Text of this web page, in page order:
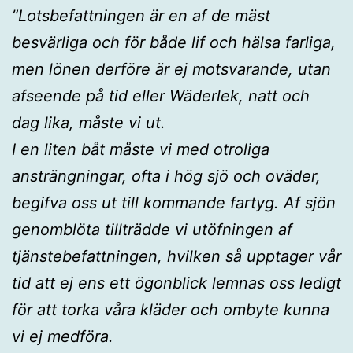
”Lotsbefattningen är en af de mäst
besvärliga och för både lif och hälsa farliga,
men lönen derföre är ej motsvarande, utan
afseende på tid eller Wäderlek, natt och
dag lika, måste vi ut.
I en liten båt måste vi med otroliga
ansträngningar, ofta i hög sjö och oväder,
begifva oss ut till kommande fartyg. Af sjön
genomblöta tillträdde vi utöfningen af
tjänstebefattningen, hvilken så upptager vår
tid att ej ens ett ögonblick lemnas oss ledigt
för att torka våra kläder och ombyte kunna
vi ej medföra.